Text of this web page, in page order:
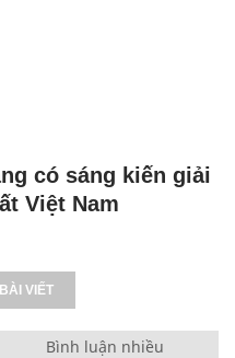
có sáng kiến giải
Việt Nam
VIẾT
Bình luận nhiều